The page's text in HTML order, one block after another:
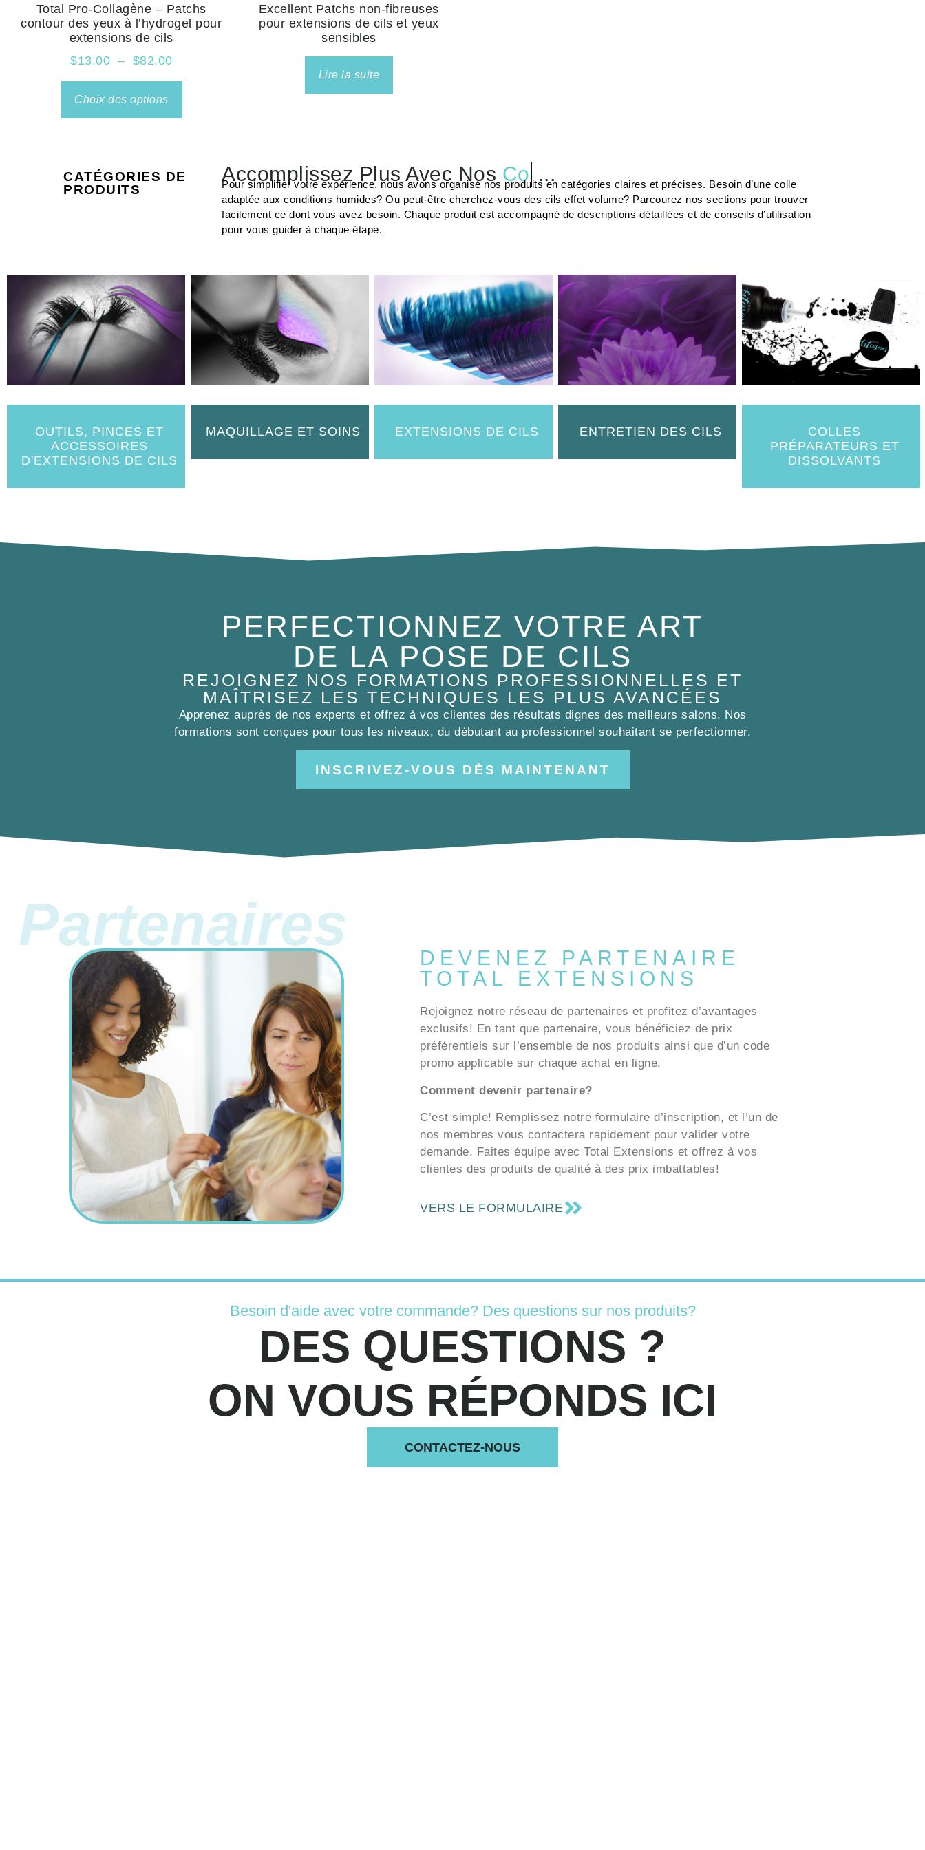
Total Pro-Collagène – Patchs
contour des yeux à l’hydrogel pour
extensions de cils
$13.00 – $82.00
Choix des options
Excellent Patchs non-fibreuses
pour extensions de cils et yeux
sensibles
Lire la suite
CATÉGORIES DE
PRODUITS
Accomplissez Plus Avec Nos Colles
Pour simplifier votre expérience, nous avons organisé nos produits en catégories claires et précises. Besoin d’une colle
adaptée aux conditions humides? Ou peut-être cherchez-vous des cils effet volume? Parcourez nos sections pour trouver
facilement ce dont vous avez besoin. Chaque produit est accompagné de descriptions détaillées et de conseils d’utilisation
pour vous guider à chaque étape.
OUTILS, PINCES ET
ACCESSOIRES
D'EXTENSIONS DE CILS
MAQUILLAGE ET SOINS EXTENSIONS DE CILS ENTRETIEN DES CILS
COLLES
PRÉPARATEURS ET
DISSOLVANTS
PERFECTIONNEZ VOTRE ART
DE LA POSE DE CILS
REJOIGNEZ NOS FORMATIONS PROFESSIONNELLES ET
MAÎTRISEZ LES TECHNIQUES LES PLUS AVANCÉES
Apprenez auprès de nos experts et offrez à vos clientes des résultats dignes des meilleurs salons. Nos
formations sont conçues pour tous les niveaux, du débutant au professionnel souhaitant se perfectionner.
INSCRIVEZ-VOUS DÈS MAINTENANT
DEVENEZ PARTENAIRE
TOTAL EXTENSIONS
Partenaires
Rejoignez notre réseau de partenaires et profitez d’avantages
exclusifs! En tant que partenaire, vous bénéficiez de prix
préférentiels sur l’ensemble de nos produits ainsi que d’un code
promo applicable sur chaque achat en ligne.
Comment devenir partenaire?
C’est simple! Remplissez notre formulaire d’inscription, et l’un de
nos membres vous contactera rapidement pour valider votre
demande. Faites équipe avec Total Extensions et offrez à vos
clientes des produits de qualité à des prix imbattables!
VERS LE FORMULAIRE
Besoin d'aide avec votre commande? Des questions sur nos produits?
DES QUESTIONS ?
ON VOUS RÉPONDS ICI
CONTACTEZ-NOUS